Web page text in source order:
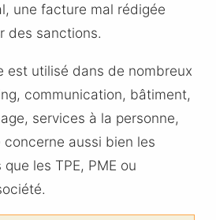
une facture mal rédigée
des sanctions.
est utilisé dans de nombreux
communication, bâtiment,
services à la personne,
aussi bien les
les TPE, PME ou